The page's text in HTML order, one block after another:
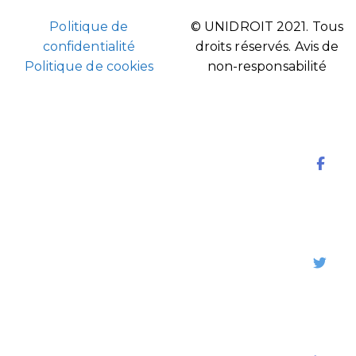
Politique de
confidentialité
Politique de cookies
© UNIDROIT 2021. Tous
droits réservés. Avis de
non-responsabilité